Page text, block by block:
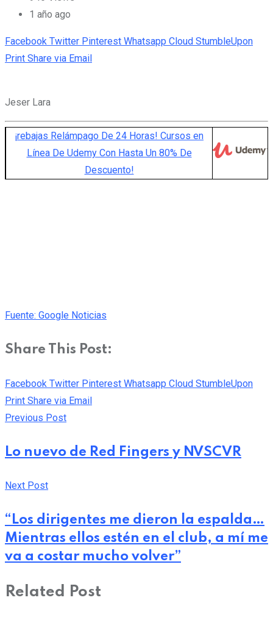
1 año ago
Facebook Twitter Pinterest Whatsapp Cloud StumbleUpon
Print Share via Email
Jeser Lara
¡rebajas Relámpago De 24 Horas! Cursos en
Línea De Udemy Con Hasta Un 80% De
Descuento!
Fuente: Google Noticias
Share This Post:
Facebook Twitter Pinterest Whatsapp Cloud StumbleUpon
Print Share via Email
Previous Post
Lo nuevo de Red Fingers y NVSCVR
Next Post
“Los dirigentes me dieron la espalda…
Mientras ellos estén en el club, a mí me
va a costar mucho volver”
Related Post